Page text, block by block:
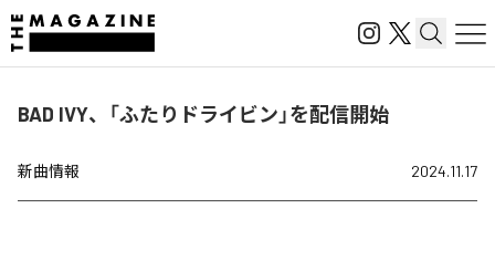
BAD IVY、「ふたりドライビン」を配信開始
新曲情報 2024.11.17